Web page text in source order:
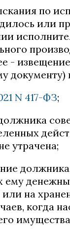
по
или
-
N 417-ФЗ;
утрачена;
на
когда